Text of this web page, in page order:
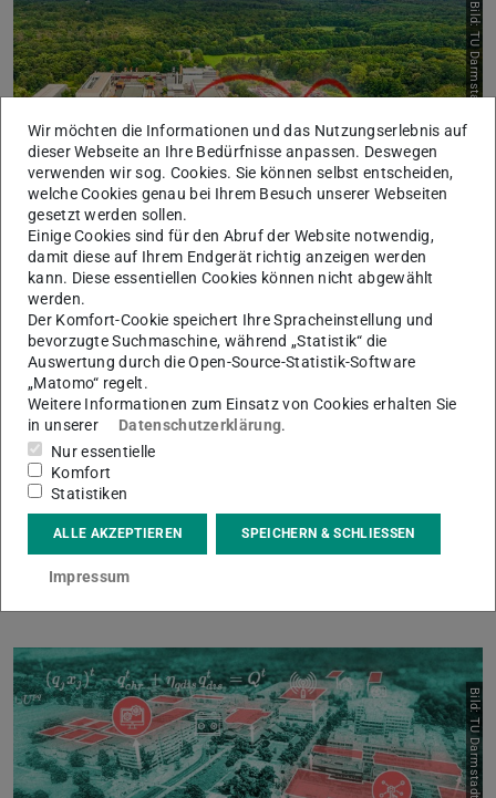
Bild: TU Darmstadt/Jannik Hoffmann
Regenerative Wärmeversorgung im
Bestand
Wie kann Abwärme und Solarthermie in ein
Niedertemperatur-Wärmenetz integriert werden? Wir
untersuchen unter anderem minimalinvasive bauliche
Maßnahmen sowie Speichermöglichkeiten, um
Bestandsgebäude zur Nutzung von
Niedertemperaturwärme kompatibel zu machen.
Simulativ soll anschließend untersucht werden, welche
Änderungen in der Kompatibilität des Gebäudes zu
erneuerbaren Energiequellen entstehen, wenn am
Gebäude zu einem späteren Zeitpunkt eine
Gesamtsanierung durchgeführt wird.
Mehr erfahren
Wir möchten die Informationen und das Nutzungserlebnis auf
dieser Webseite an Ihre Bedürfnisse anpassen. Deswegen
verwenden wir sog. Cookies. Sie können selbst entscheiden,
welche Cookies genau bei Ihrem Besuch unserer Webseiten
gesetzt werden sollen.
Einige Cookies sind für den Abruf der Website notwendig,
damit diese auf Ihrem Endgerät richtig anzeigen werden
kann. Diese essentiellen Cookies können nicht abgewählt
werden.
Der Komfort-Cookie speichert Ihre Spracheinstellung und
bevorzugte Suchmaschine, während „Statistik“ die
Auswertung durch die Open-Source-Statistik-Software
„Matomo“ regelt.
Weitere Informationen zum Einsatz von Cookies erhalten Sie
in unserer
Datenschutzerklärung.
Nur essentielle
Komfort
Statistiken
ALLE AKZEPTIEREN SPEICHERN & SCHLIESSEN
Impressum